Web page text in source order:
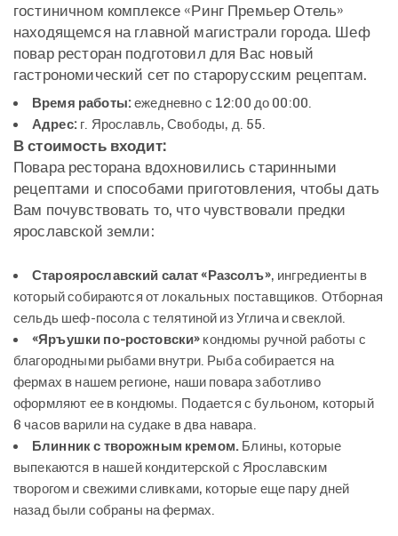
гостиничном комплексе «Ринг Премьер Отель»
находящемся на главной магистрали города. Шеф
повар ресторан подготовил для Вас новый
гастрономический сет по старорусским рецептам.
Время работы:ежедневно с 12:00 до 00:00.
Адрес: г. Ярославль, Свободы, д. 55.
В стоимость входит:
Повара ресторана вдохновились старинными
рецептами и способами приготовления, чтобы дать
Вам почувствовать то, что чувствовали предки
ярославской земли:
Староярославский салат «Разсолъ», ингредиенты в
который собираются от локальных поставщиков. Отборная
сельдь шеф-посола с телятиной из Углича и свеклой.
«Яръушки по-ростовски» кондюмы ручной работы с
благородными рыбами внутри. Рыба собирается на
фермах в нашем регионе, наши повара заботливо
оформляют ее в кондюмы. Подается с бульоном, который
6 часов варили на судаке в два навара.
Блинник с творожным кремом. Блины, которые
выпекаются в нашей кондитерской с Ярославским
творогом и свежими сливками, которые еще пару дней
назад были собраны на фермах.